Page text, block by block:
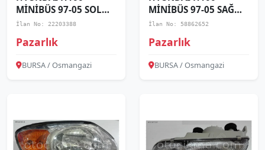
MİNİBÜS 97-05 SOL
STOP
İlan No: 22203388
Pazarlık
BURSA / Osmangazi
MİNİBÜS 97-05 SAĞ
STOP
İlan No: 58862652
Pazarlık
BURSA / Osmangazi